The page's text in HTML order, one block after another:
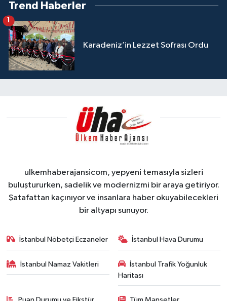
Trend Haberler
Karadeniz’in Lezzet Sofrası Ordu
1
ulkemhaberajansicom, yepyeni temasıyla sizleri
buluştururken, sadelik ve modernizmi bir araya getiriyor.
Şatafattan kaçınıyor ve insanlara haber okuyabilecekleri
bir altyapı sunuyor.
İstanbul Nöbetçi Eczaneler İstanbul Hava Durumu
İstanbul Namaz Vakitleri
İstanbul Trafik Yoğunluk
Haritası